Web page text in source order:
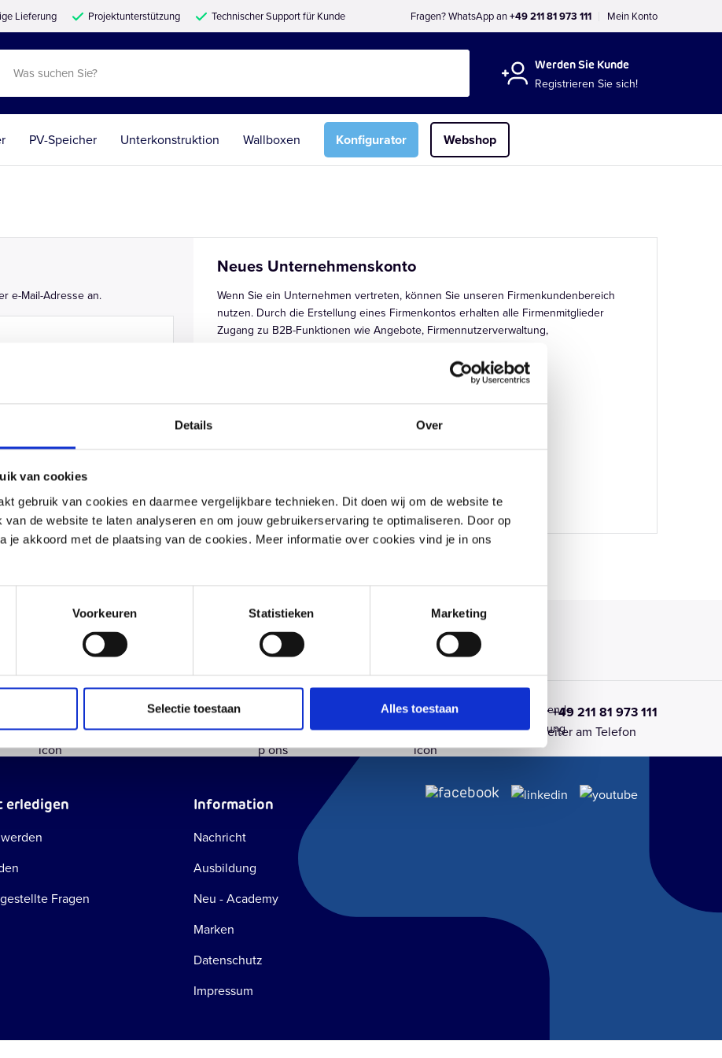
Details Over
van cookies
gebruik van cookies en daarmee vergelijkbare technieken. Dit doen wij om de website te
van de website te laten analyseren en om jouw gebruikerservaring te optimaliseren. Door op
je akkoord met de plaatsing van de cookies. Meer informatie over cookies vind je in ons
Voorkeuren Statistieken Marketing
Selectie toestaan Alles toestaan
Lieferung Projektunterstützung Technischer Support für Kunde Fragen? WhatsApp an+49 211 81 973 111 Mein Konto
Werden Sie Kunde
Registrieren Sie sich!
PV-Speicher Unterkonstruktion Wallboxen Konfigurator Webshop
e-Mail-Adresse an.
Neues Unternehmenskonto
Wenn Sie ein Unternehmen vertreten, können Sie unseren Firmenkundenbereich
nutzen. Durch die Erstellung eines Firmenkontos erhalten alle Firmenmitglieder
Zugang zu B2B-Funktionen wie Angebote, Firmennutzerverwaltung,
Hast du eine Frage? Nimm Kontakt mit uns auf!
Wir sind von Montag bis Freitag zwischen 08:30 und 17:00 Uhr erreichbar.
Schreib eine E-Mail
Antwort innerhalb einer Stunde
WhatsApp uns
Schnell und einfach
Ruf uns an unter +49 211 81 973 111
Sofort ein Mitarbeiter am Telefon
Konfigurator
Persönlicher
Kontakt
Bestellkomfort
Schnellstwachsende
Solargroßhandlung
erledigen
Fragen
Information
Nachricht
Ausbildung
Neu - Academy
Marken
Datenschutz
Impressum